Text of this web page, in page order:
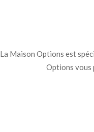
La Maison Options est
Options vous